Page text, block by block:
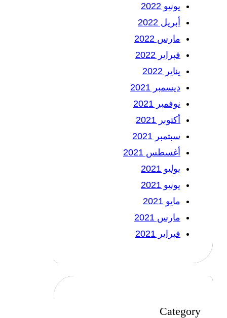
يونيو 2022
أبريل 2022
مارس 2022
فبراير 2022
يناير 2022
ديسمبر 2021
نوفمبر 2021
أكتوبر 2021
سبتمبر 2021
أغسطس 2021
يوليو 2021
يونيو 2021
مايو 2021
مارس 2021
فبراير 2021
Category